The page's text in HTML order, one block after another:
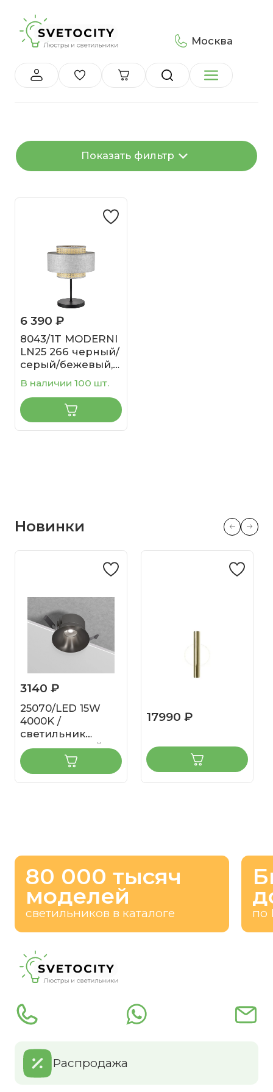
Москва
Показать фильтр
6 390 ₽
8043/1T MODERNI
LN25 266 черный/
серый/бежевый,
металл/текстиль/
ротанг
Настольная
лампа Е27 1*60W
220V LAUNA
В наличии 100 шт.
Новинки
3140 ₽
25070/LED 15W
4000K /
светильник
встраиваемый
светодиодный /
титан
17990 ₽
80 000 тысяч
моделей
светильников в каталоге по
Распродажа